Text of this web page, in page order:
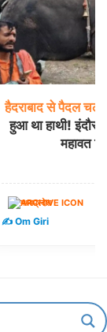
हैदराबाद से पैदल
हुआ था हाथी! इंदौर
महावत
मध्यप्रदेश
✍️ Om Giri